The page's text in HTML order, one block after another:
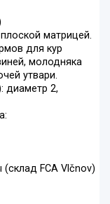
матрицей.
для кур
молодняка
утвари.
диаметр 2,
FCA Vlčnov)